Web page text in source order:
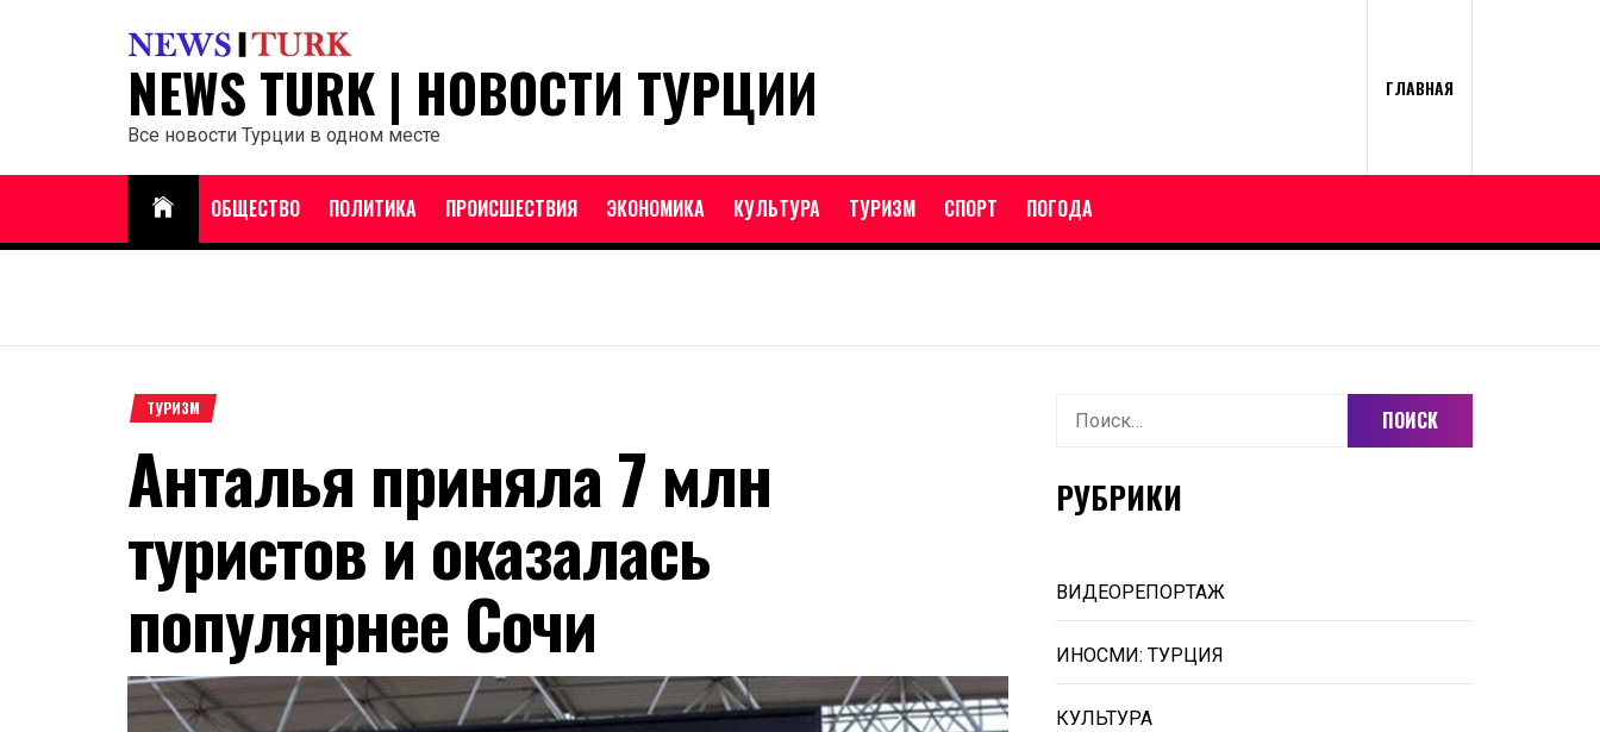
NEWS TURK | НОВОСТИ ТУРЦИИ
Все новости Турции в одном месте
ГЛАВНАЯ
ОБЩЕСТВО ПОЛИТИКА ПРОИСШЕСТВИЯ ЭКОНОМИКА КУЛЬТУРА ТУРИЗМ СПОРТ ПОГОДА
ТУРИЗМ
Анталья приняла 7 млн
туристов и оказалась
популярнее Сочи
Найти:
РУБРИКИ
ВИДЕОРЕПОРТАЖ
ИНОСМИ: ТУРЦИЯ
КУЛЬТУРА